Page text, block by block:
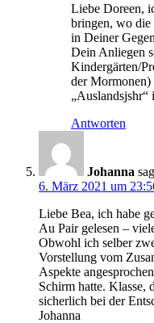
Liebe Doreen,
bringen, wo die
in Deiner
Dein Anliegen
Kindergärten/
der Mormonen)
„Auslandsjshr“
Antworten
Johanna
6. März 2021 um
Liebe Bea, ich habe
Au Pair gelesen –
Obwohl ich selber
Vorstellung vom
Aspekte
Schirm hatte. Klasse,
sicherlich bei der
Johanna